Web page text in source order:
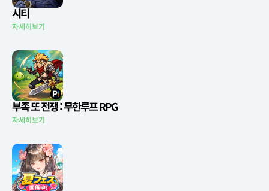
시티
자세히보기
부족 또 전쟁 : 무한루프 RPG
자세히보기